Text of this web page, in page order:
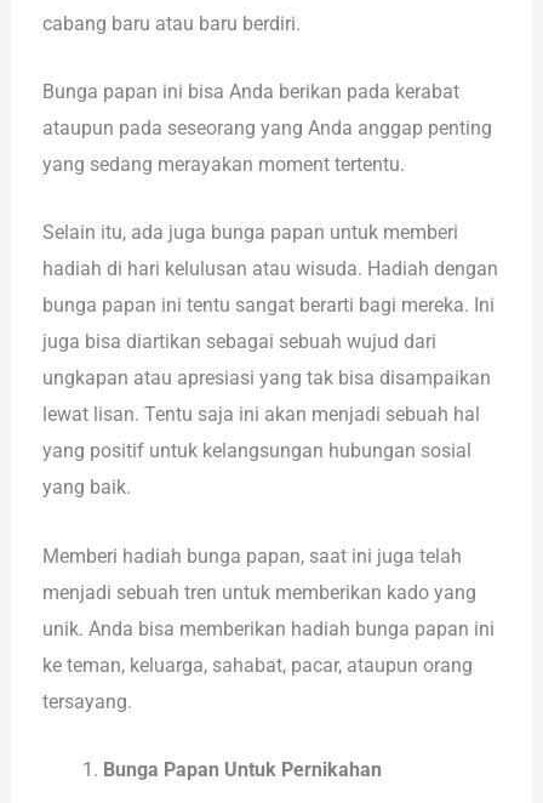
cabang baru atau baru berdiri.
Bunga papan ini bisa Anda berikan pada kerabat
ataupun pada seseorang yang Anda anggap penting
yang sedang merayakan moment tertentu.
Selain itu, ada juga bunga papan untuk memberi
hadiah di hari kelulusan atau wisuda. Hadiah dengan
bunga papan ini tentu sangat berarti bagi mereka. Ini
juga bisa diartikan sebagai sebuah wujud dari
ungkapan atau apresiasi yang tak bisa disampaikan
lewat lisan. Tentu saja ini akan menjadi sebuah hal
yang positif untuk kelangsungan hubungan sosial
yang baik.
Memberi hadiah bunga papan, saat ini juga telah
menjadi sebuah tren untuk memberikan kado yang
unik. Anda bisa memberikan hadiah bunga papan ini
ke teman, keluarga, sahabat, pacar, ataupun orang
tersayang.
Bunga Papan Untuk Pernikahan